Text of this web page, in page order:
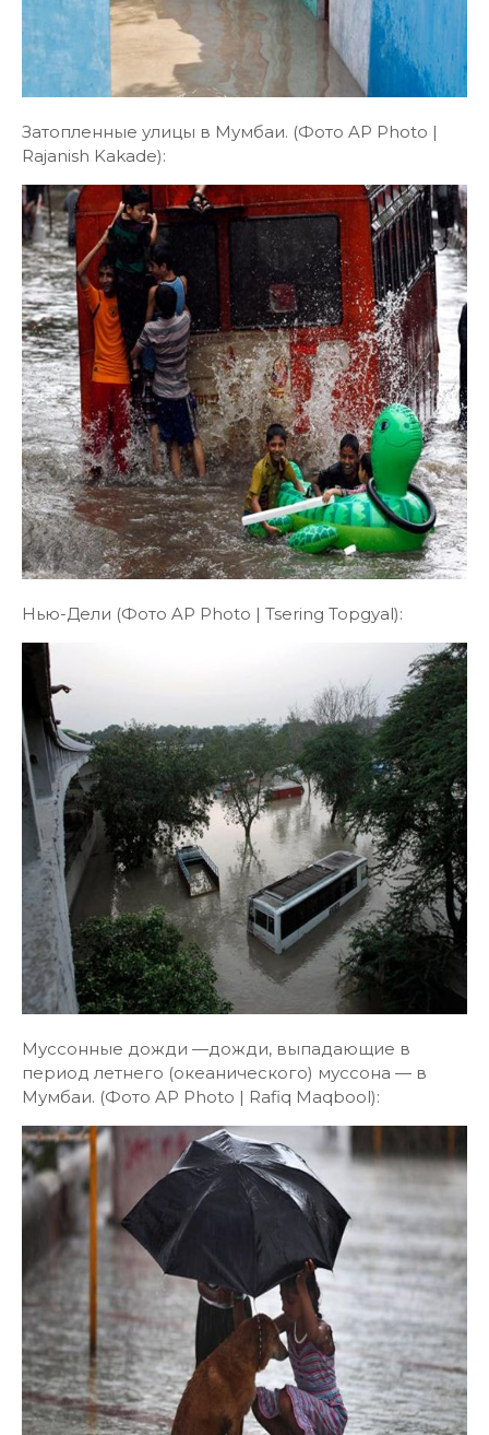
Затопленные улицы в Мумбаи. (Фото AP Photo |
Rajanish Kakade):
Нью-Дели (Фото AP Photo | Tsering Topgyal):
Муссонные дожди —дожди, выпадающие в
период летнего (океанического) муссона — в
Мумбаи. (Фото AP Photo | Rafiq Maqbool):